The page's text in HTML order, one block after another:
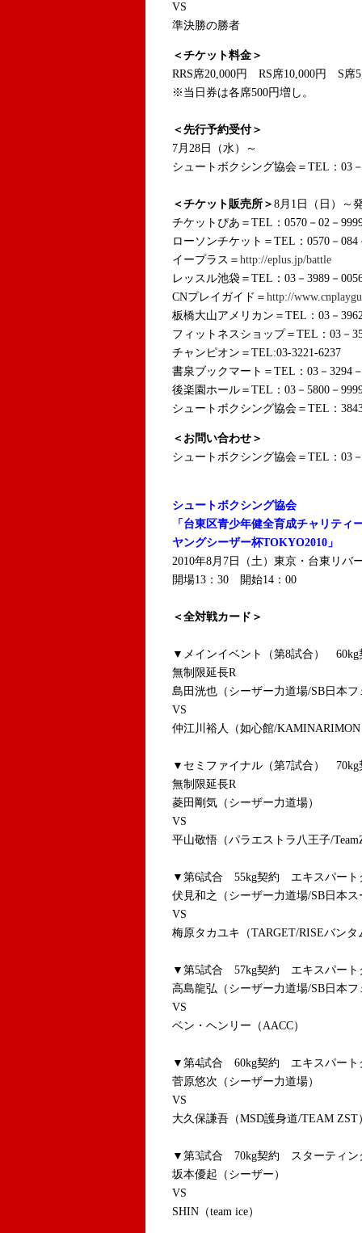
VS
準決勝の勝者
＜チケット料金＞
RRS席20,000円 RS席10,000円 S席
※当日券は各席500円増し。
＜先行予約受付＞
7月28日（水）～
シュートボクシング協会＝TEL：03
＜チケット販売所＞ 8月1日（日）～
チケットぴあ＝TEL：0570－02－
ローソンチケット＝TEL：0570－
イープラス＝ http://eplus.jp/battle
レッスル池袋＝TEL：03－3989－
CNプレイガイド＝ http://
板橋大山アメリカン＝TEL：03－
フィットネスショップ＝TEL：03－
チャンピオン＝TEL:03-3221-6237
書泉ブックマート＝TEL：03－3294
後楽園ホール＝TEL：03－5800－
シュートボクシング協会＝TEL：
＜お問い合わせ＞
シュートボクシング協会＝TEL：03
シュートボクシング協会
「台東区青少年健全育成チャリティ
ヤングシーザー杯TOKYO2010」
2010年8月7日（土）東京・台東リバ
開場13：30 開始14：00
＜全対戦カード＞
▼メインイベント（第8試合）
無制限延長R
島田洸也（シーザー力道場/SB日本
VS
仲江川裕人（如心館/
▼セミファイナル（第7試合）
無制限延長R
菱田剛気（シーザー力道場）
VS
平山敬悟（パラエストラ八王子/
▼第6試合 55kg契約 エキスパート
伏見和之（シーザー力道場/SB日本
VS
梅原タカユキ（TARGET/RISEバンタ
▼第5試合 57kg契約 エキスパート
高島龍弘（シーザー力道場/SB日本
VS
ベン・ヘンリー（AACC）
▼第4試合 60kg契約 エキスパート
菅原悠次（シーザー力道場）
VS
大久保謙吾（MSD護身道/TEAM ZST
▼第3試合 70kg契約 スターティン
坂本優起（シーザー）
VS
SHIN（team ice）